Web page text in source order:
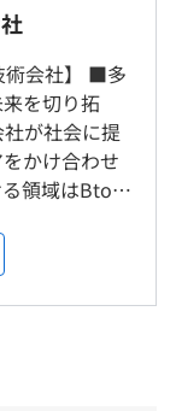
ク活動（予算補
る）
ロフェッショナ
イティングデバ
ック構内
ナソニック構
術会社】 ■多
を切り拓
が社会に提
かけ合わせ
領域はBtoC
まな領域へ
技術力を認
術の第一線で
来を切り拓